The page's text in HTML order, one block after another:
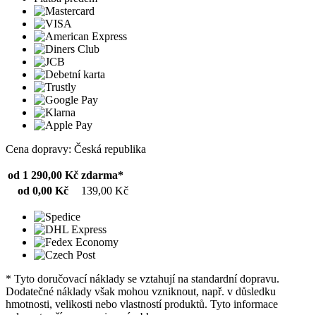
Cena dopravy: Česká republika
od 1 290,00 Kč zdarma*
od 0,00 Kč
139,00 Kč
* Tyto doručovací náklady se vztahují na standardní dopravu.
Dodatečné náklady však mohou vzniknout, např. v důsledku
hmotnosti, velikosti nebo vlastností produktů. Tyto informace